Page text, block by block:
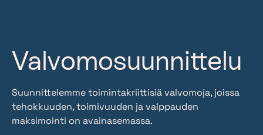
Valvomosuunnittelu
Suunnittelemme toimintakriittisiä valvomoja, joissa
tehokkuuden, toimivuuden ja valppauden
maksimointi on avainasemassa.